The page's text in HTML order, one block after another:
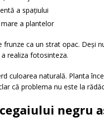
a spațiului
a plantelor
frunze ca un strat opac. Deși
realiza fotosinteza.
culoarea naturală. Planta
că problema nu este la
negru